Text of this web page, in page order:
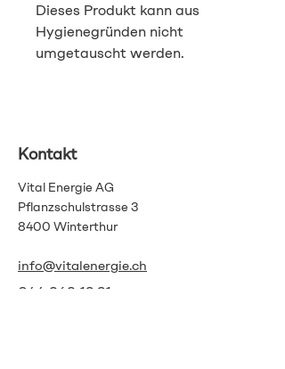
Dieses Produkt kann aus
Hygienegründen nicht
umgetauscht werden.
Kontakt
Vital Energie AG
Pflanzschulstrasse 3
8400 Winterthur
info@vitalenergie.ch
044 363 12 21